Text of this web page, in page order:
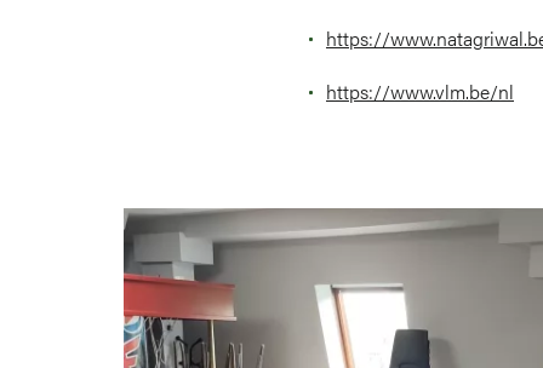
https://
https://www.vlm.be/nl
Image